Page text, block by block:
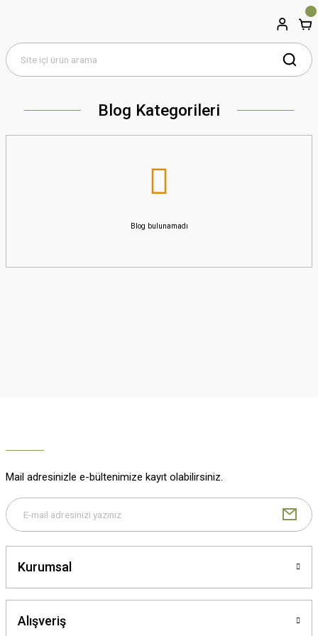
Blog Kategorileri
Blog bulunamadı
Mail adresinizle e-bültenimize kayıt olabilirsiniz.
Kurumsal
Alışveriş